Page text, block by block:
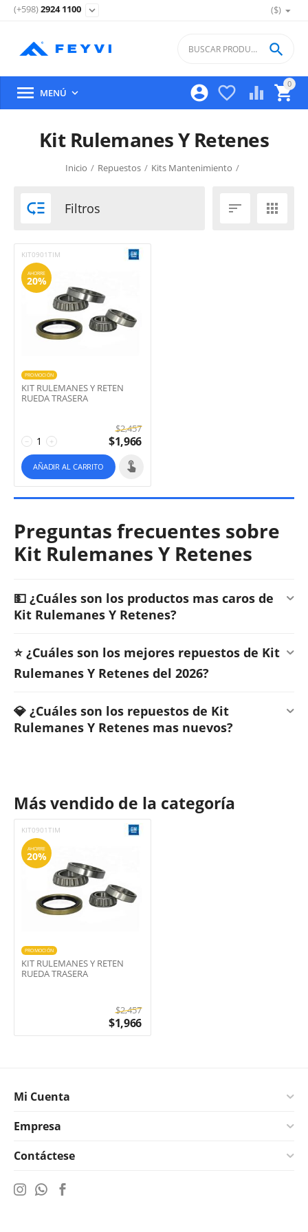
($)
(+598)2924 1100 expand_more
0

 


 MENÚ 
Kit Rulemanes Y Retenes
Inicio / Repuestos / Kits Mantenimiento /
 Filtros  
KIT0901TIM
AHORRE
20%
PROMOCIÓN
KIT RULEMANES Y RETEN
RUEDA TRASERA
+
−
$2,457
$1,966
AÑADIR AL CARRITO
Preguntas frecuentes sobre
Kit Rulemanes Y Retenes
💵 ¿Cuáles son los productos mas caros de
Kit Rulemanes Y Retenes?
⭐ ¿Cuáles son los mejores repuestos de Kit
Rulemanes Y Retenes del 2026?
💎 ¿Cuáles son los repuestos de Kit
Rulemanes Y Retenes mas nuevos?
Más vendido de la categoría
KIT0901TIM
AHORRE
20%
PROMOCIÓN
KIT RULEMANES Y RETEN
RUEDA TRASERA
$2,457
$1,966
Mi Cuenta
Empresa
Contáctese